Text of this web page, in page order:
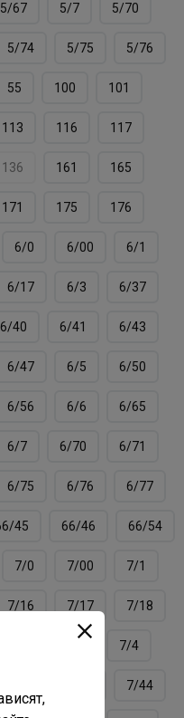
5/67 5/7 5/70
5/74 5/75 5/76
55 100 101
113 116 117
136 161 165
171 175 176
6/0 6/00 6/1
6/17 6/3 6/37
6/40 6/41 6/43
6/47 6/5 6/50
6/56 6/6 6/65
6/7 6/70 6/71
6/75 6/76 6/77
45 66/46 66/54
7/0 7/00 7/1
7/16 7/17 7/18
7/4
7/44